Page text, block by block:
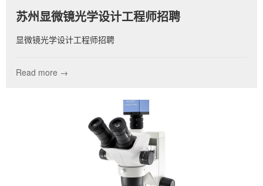
苏州显微镜光学设计工程师招聘
显微镜光学设计工程师招聘
Read more →